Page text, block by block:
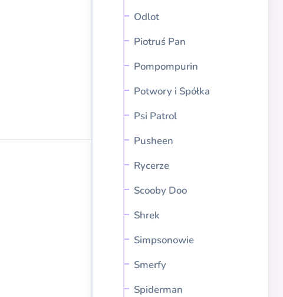
Odlot
Piotruś Pan
Pompompurin
Potwory i Spółka
Psi Patrol
Pusheen
Rycerze
Scooby Doo
Shrek
Simpsonowie
Smerfy
Spiderman